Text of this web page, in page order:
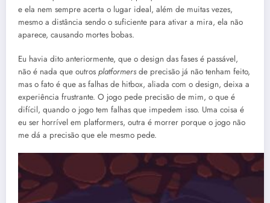
e ela nem sempre acerta o lugar ideal, além de muitas vezes,
mesmo a distância sendo o suficiente para ativar a mira, ela não
aparece, causando mortes bobas.
Eu havia dito anteriormente, que o design das fases é passável,
não é nada que outros platformers de precisão já não tenham feito,
mas o fato é que as falhas de hitbox, aliada com o design, deixa a
experiência frustrante. O jogo pede precisão de mim, o que é
difícil, quando o jogo tem falhas que impedem isso. Uma coisa é
eu ser horrível em platformers, outra é morrer porque o jogo não
me dá a precisão que ele mesmo pede.